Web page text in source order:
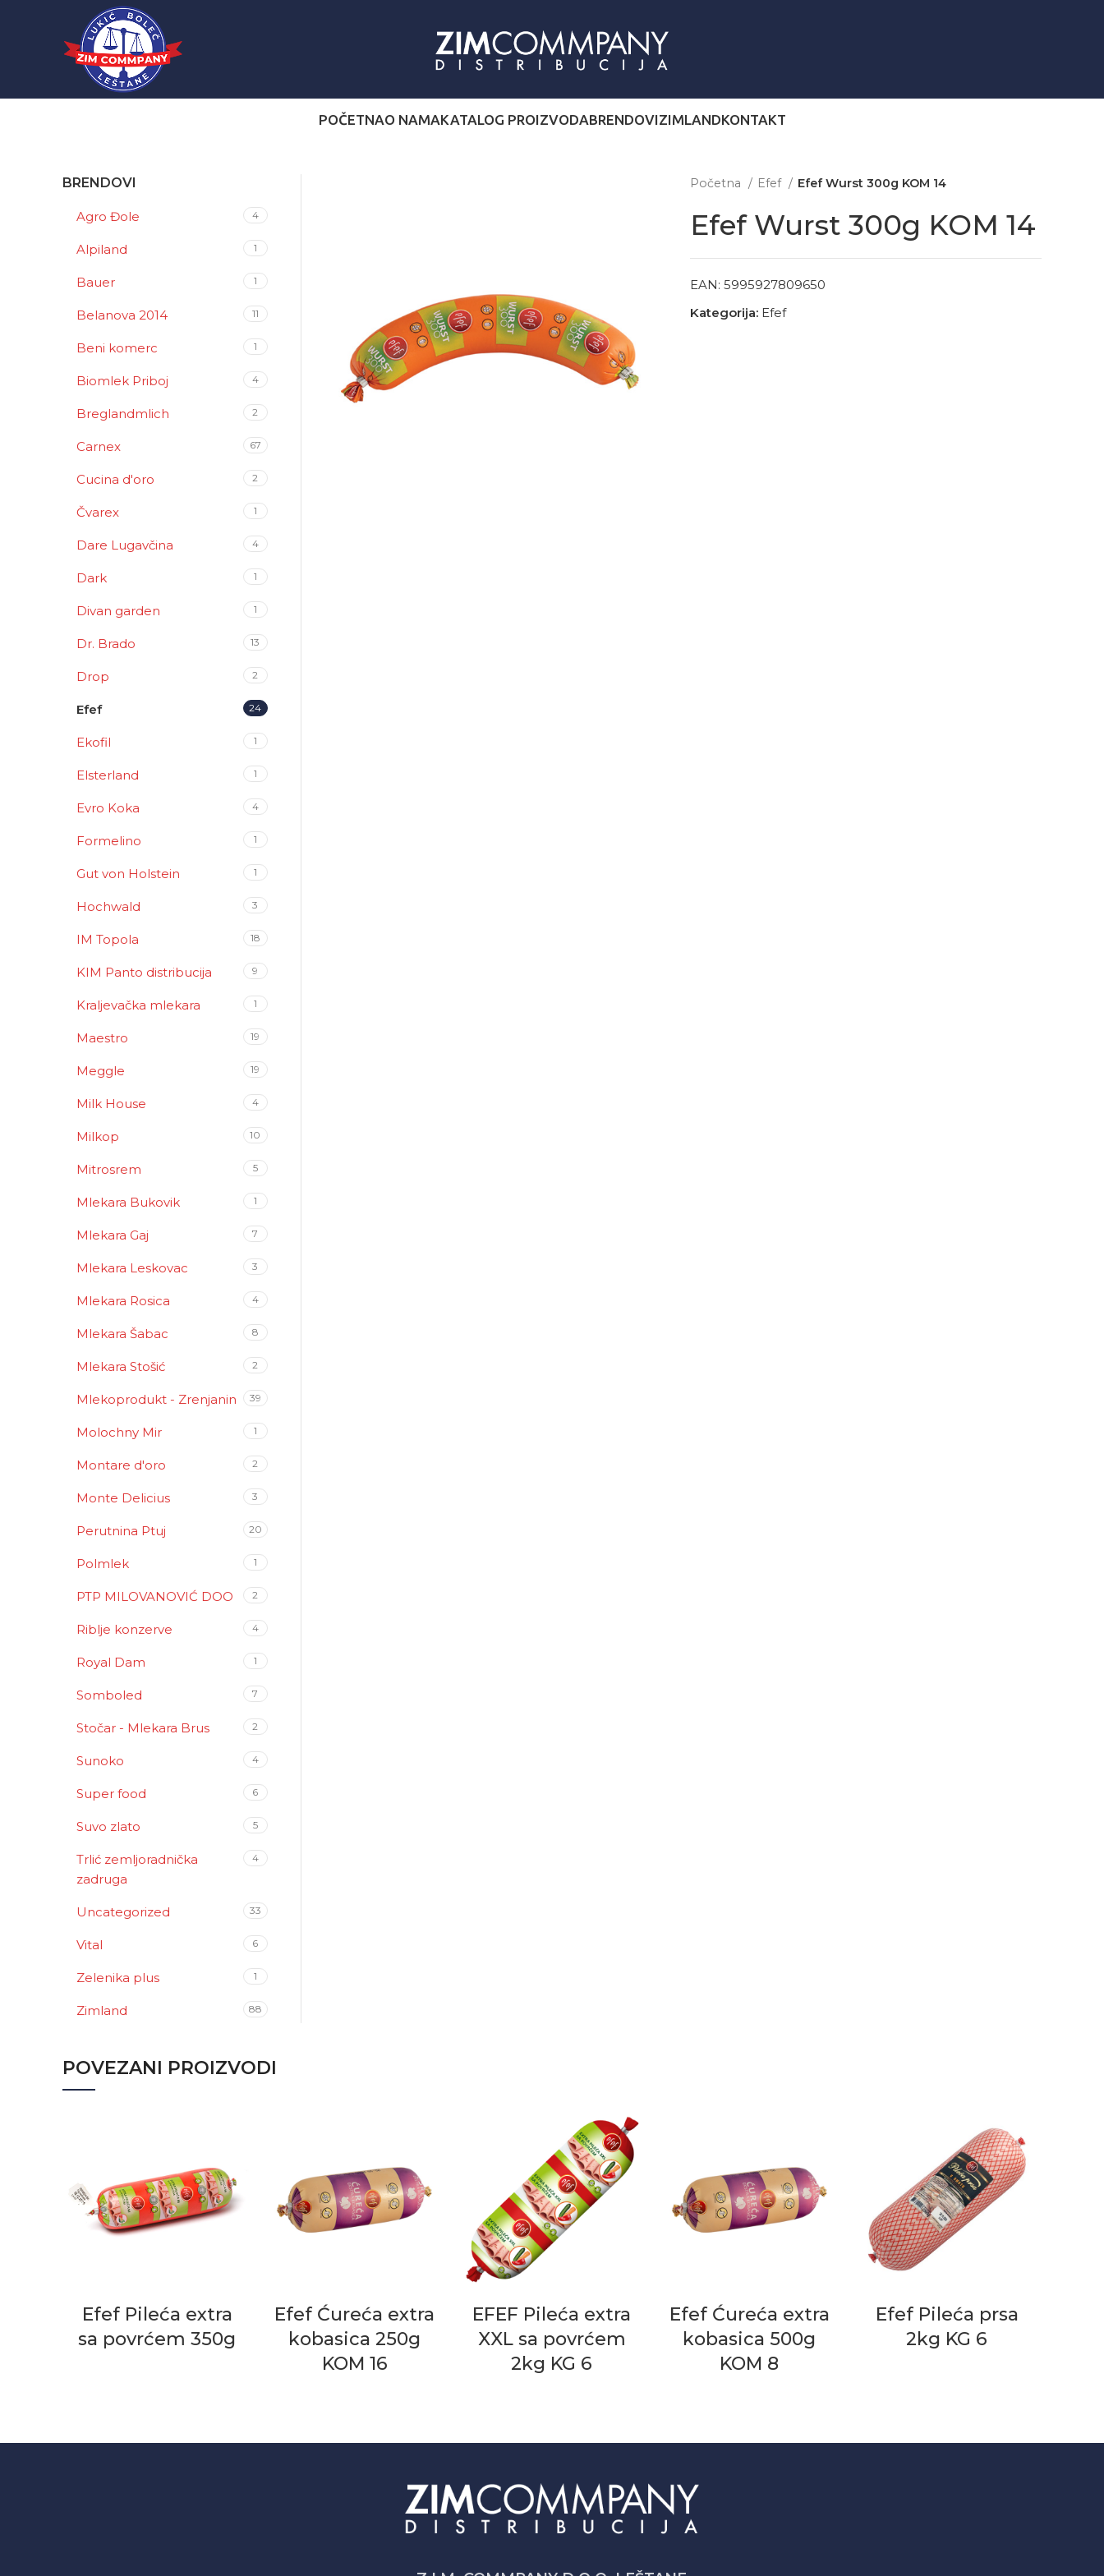
POČETNAO NAMAKATALOG PROIZVODABRENDOVIZIMLANDKONTAKT
Početna Efef Efef Wurst 300g KOM 14
Efef Wurst 300g KOM 14
EAN: 5995927809650
Kategorija: Efef
BRENDOVI
Agro Đole 4
Alpiland 1
Bauer 1
Belanova 2014 11
Beni komerc 1
Biomlek Priboj 4
Breglandmlich 2
Carnex 67
Cucina d'oro 2
Čvarex 1
Dare Lugavčina 4
Dark 1
Divan garden 1
Dr. Brado 13
Drop 2
Efef 24
Ekofil 1
Elsterland 1
Evro Koka 4
Formelino 1
Gut von Holstein 1
Hochwald 3
IM Topola 18
KIM Panto distribucija 9
Kraljevačka mlekara 1
Maestro 19
Meggle 19
Milk House 4
Milkop 10
Mitrosrem 5
Mlekara Bukovik 1
Mlekara Gaj 7
Mlekara Leskovac 3
Mlekara Rosica 4
Mlekara Šabac 8
Mlekara Stošić 2
Mlekoprodukt - Zrenjanin 39
Molochny Mir 1
Montare d'oro 2
Monte Delicius 3
Perutnina Ptuj 20
Polmlek 1
PTP MILOVANOVIĆ DOO 2
Riblje konzerve 4
Royal Dam 1
Somboled 7
Stočar - Mlekara Brus 2
Sunoko 4
Super food 6
Suvo zlato 5
Trlić zemljoradnička
zadruga
4
Uncategorized 33
Vital 6
Zelenika plus 1
Zimland 88
POVEZANI PROIZVODI
Efef Pileća extra
sa povrćem 350g
Efef Ćureća extra
kobasica 250g
KOM 16
EFEF Pileća extra
XXL sa povrćem
2kg KG 6
Efef Ćureća extra
kobasica 500g
KOM 8
Efef Pileća prsa
2kg KG 6